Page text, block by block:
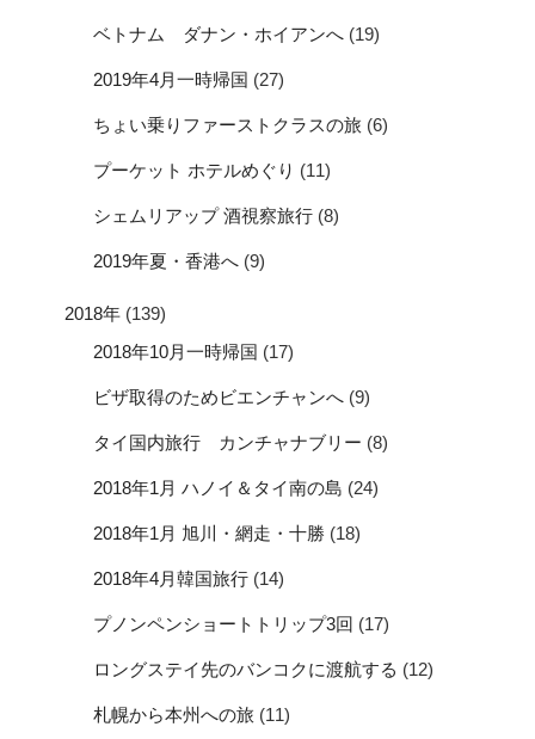
ベトナム ダナン・ホイアンへ (19)
2019年4月一時帰国 (27)
ちょい乗りファーストクラスの旅 (6)
プーケット ホテルめぐり (11)
シェムリアップ 酒視察旅行 (8)
2019年夏・香港へ (9)
2018年 (139)
2018年10月一時帰国 (17)
ビザ取得のためビエンチャンへ (9)
タイ国内旅行 カンチャナブリー (8)
2018年1月 ハノイ＆タイ南の島 (24)
2018年1月 旭川・網走・十勝 (18)
2018年4月韓国旅行 (14)
プノンペンショートトリップ3回 (17)
ロングステイ先のバンコクに渡航する (12)
札幌から本州への旅 (11)